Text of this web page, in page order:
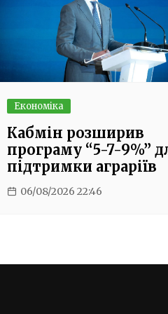
Економіка
Кабмін розширив
програму “5-7-9%”
підтримки аграріїв
06/08/2026 22:46